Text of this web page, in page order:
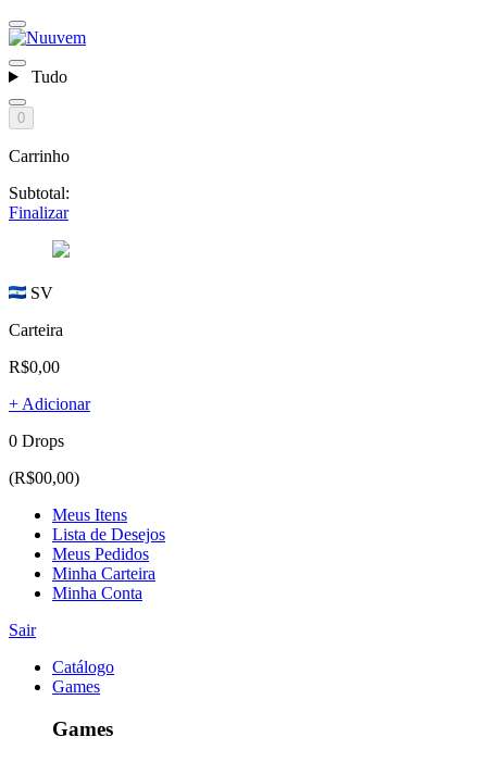
Tudo
0
Carrinho
Subtotal:
Finalizar
SV
Carteira
R$0,00
+ Adicionar
0 Drops
(R$00,00)
Meus Itens
Lista de Desejos
Meus Pedidos
Minha Carteira
Minha Conta
Sair
Catálogo
Games
Games